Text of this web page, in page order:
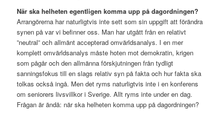
När ska helheten egentligen komma upp på dagordningen?
Arrangörerna har naturligtvis inte sett som sin uppgift att förändra
synen på var vi befinner oss. Man har utgått från en relativt
”neutral” och allmänt accepterad omvärldsanalys. I en mer
komplett omvärldsanalys måste hoten mot demokratin, krigen
som pågår och den allmänna förskjutningen från tydligt
sanningsfokus till en slags relativ syn på fakta och hur fakta ska
tolkas också ingå. Men det ryms naturligtvis inte i en konferens
om seniorers livsvillkor i Sverige. Allt ryms inte under en dag.
Frågan är ändå: när ska helheten komma upp på dagordningen?